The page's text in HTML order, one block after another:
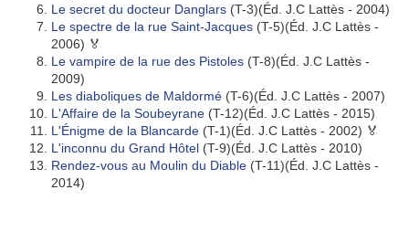
Le secret du docteur Danglars (T-3)(Éd. J.C Lattès - 2004)
Le spectre de la rue Saint-Jacques (T-5)(Éd. J.C Lattès -
2006) 🏅
Le vampire de la rue des Pistoles (T-8)(Éd. J.C Lattès -
2009)
Les diaboliques de Maldormé (T-6)(Éd. J.C Lattès - 2007)
L'Affaire de la Soubeyrane (T-12)(Éd. J.C Lattès - 2015)
L'Énigme de la Blancarde (T-1)(Éd. J.C Lattès - 2002) 🏅
L'inconnu du Grand Hôtel (T-9)(Éd. J.C Lattès - 2010)
Rendez-vous au Moulin du Diable (T-11)(Éd. J.C Lattès -
2014)